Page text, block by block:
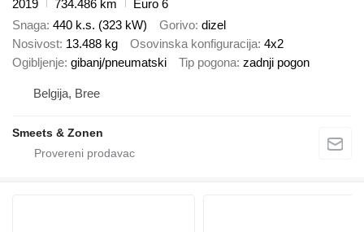
2019
734.486 km
Euro 6
Snaga 440 k.s. (323 kW) Gorivo dizel
Nosivost 13.488 kg Osovinska konfiguracija 4x2
Ogibljenje gibanj/pneumatski Tip pogona zadnji pogon
Belgija, Bree
Smeets & Zonen